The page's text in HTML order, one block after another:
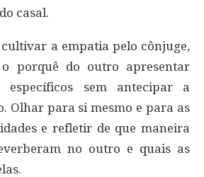
casal.
cultivar a empatia pelo cônjuge,
porquê do outro apresentar
específicos sem antecipar a
Olhar para si mesmo e para as
e refletir de que maneira
no outro e quais as